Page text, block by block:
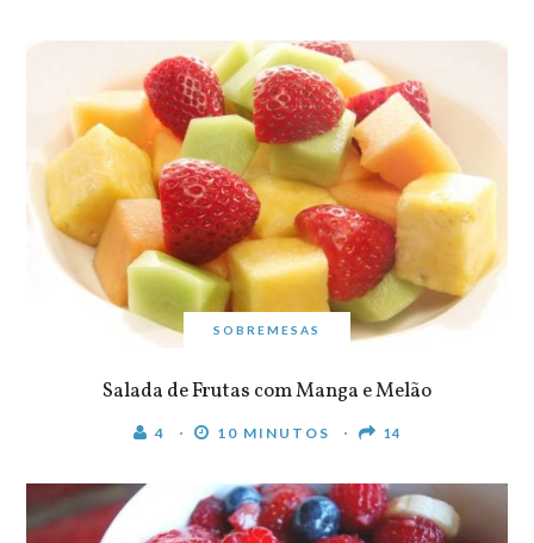
SOBREMESAS
Salada de Frutas com Manga e Melão
4 10 MINUTOS 14